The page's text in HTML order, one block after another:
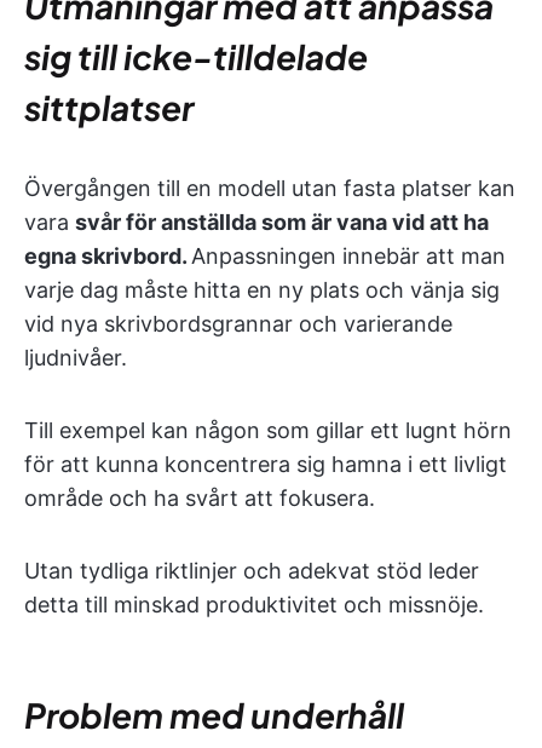
sig till icke-tilldelade
sittplatser
Övergången till en modell utan fasta platser kan
vara svår för anställda som är vana vid att ha
egna skrivbord. Anpassningen innebär att man
varje dag måste hitta en ny plats och vänja sig
vid nya skrivbordsgrannar och varierande
ljudnivåer.
Till exempel kan någon som gillar ett lugnt hörn
för att kunna koncentrera sig hamna i ett livligt
område och ha svårt att fokusera.
Utan tydliga riktlinjer och adekvat stöd leder
detta till minskad produktivitet och missnöje.
Problem med underhåll